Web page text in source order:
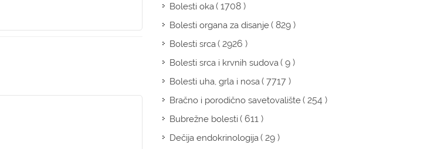
Bolesti oka( 1708 )
Bolesti organa za disanje( 829 )
Bolesti srca( 2926 )
Bolesti srca i krvnih sudova( 9 )
Bolesti uha, grla i nosa( 7717 )
Bračno i porodično savetovalište( 254 )
Bubrežne bolesti( 611 )
Dečija endokrinologija( 29 )